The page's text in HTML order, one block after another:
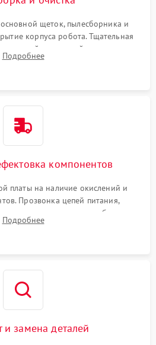
щеток, пылесборника и
корпуса робота. Тщательная
полостей, шестерней и плат от
волос и шерсти животных с
Подробнее
компонентов
платы на наличие окислений и
Прозвонка цепей питания,
моторов колес и турбины
оптических и инфракрасных
Подробнее
и замена деталей